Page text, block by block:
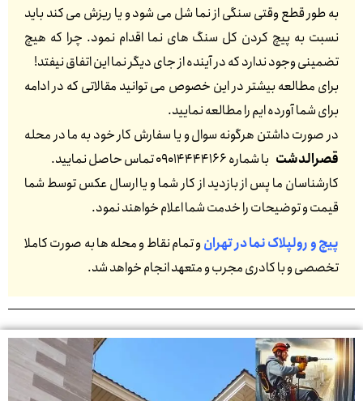
به طور قطع وقتی سنگی از نما شل می شود و یا ریزش می کند باید
نسبت به پیچ کردن کل سنگ های نما اقدام نمود. چرا که هیچ
تضمینی وجود ندارد که در آینده از جای دیگر نما این اتفاق نیفتد!
برای مطالعه بیشتر در این خصوص می توانید مقالاتی که در ادامه
برای شما آورده ایم را مطالعه نمایید.
در صورت داشتن هرگونه سوال و یا سفارش کار خود به ما در محله
قصرالدشت با شماره 09014444166 تماس حاصل نمایید.
کارشناسان ما پس از بازدید از کار شما و یا ارسال عکس توسط شما
قیمت و توضیحات را خدمت شما اعلام خواهند نمود.
پیچ و رولپلاک نما در تهرانو تمام نقاط و محله ها به صورت کاملا
تخصصی و با کادری مجرب و متعهد انجام خواهد شد.